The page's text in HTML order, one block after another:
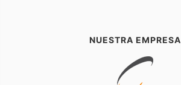
NUESTRA EMPRESA